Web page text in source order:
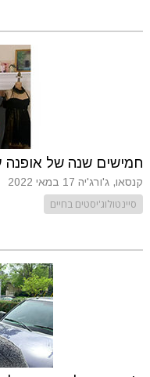
חמישים שנה של
קנסאו, ג'ורג'יה 17 במאי 2022
סיינטולוג'יסטים בחיים